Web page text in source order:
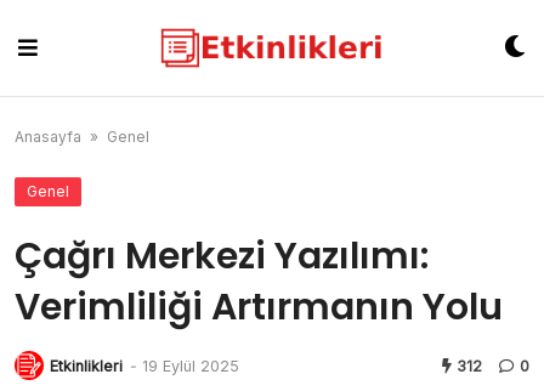
content
Anasayfa » Genel
Genel
Çağrı Merkezi Yazılımı:
Verimliliği Artırmanın Yolu
Etkinlikleri - 19 Eylül 2025 312 0